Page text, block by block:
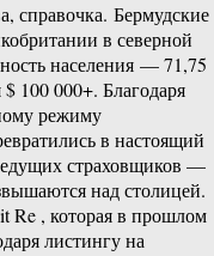
справочка. Бермудские
в северной
населения — 71,75
100 000+. Благодаря
режиму
в настоящий
страховщиков —
над столицей.
Re , которая в прошлом
листингу на